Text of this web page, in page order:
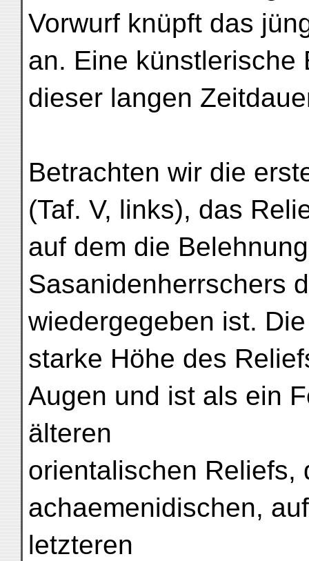
Vorwurf knüpft das
an. Eine künstlerische
dieser langen
Betrachten wir die
(Taf. V, links), das
auf dem die
Sasanidenherrschers
wiedergegeben ist. Die
starke Höhe des
Augen und ist als ein
älteren
orientalischen Reliefs,
achaemenidischen,
letzteren